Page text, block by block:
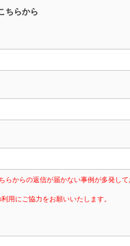
ちらから
からの返信が届かない事例が多発して
用にご協力をお願いいたします。